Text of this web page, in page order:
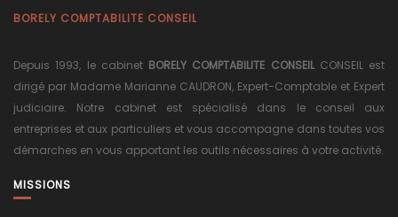
BORELY COMPTABILITE CONSEIL
Depuis 1993, le cabinet BORELY COMPTABILITE CONSEILCONSEIL est
dirigé par Madame Marianne CAUDRON, Expert-Comptable et Expert
judiciaire. Notre cabinet est spécialisé dans le conseil aux
entreprises et aux particuliers et vous accompagne dans toutes vos
démarches en vous apportant les outils nécessaires à votre activité.
MISSIONS